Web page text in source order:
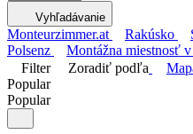
Vyhľadávanie
Monteurzimmer.at Rakúsko
Polsenz
Montážna miestnosť
Filter
Zoradiť podľa
Popular
Popular